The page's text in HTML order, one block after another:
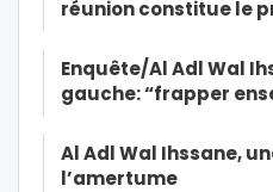
réunion constitue le
Enquête/Al Adl Wal
gauche: “frapper
Al Adl Wal Ihssane,
l’amertume